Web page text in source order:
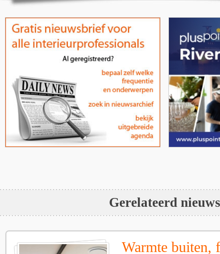
Gerelateerd nieuws
Warmte buiten,